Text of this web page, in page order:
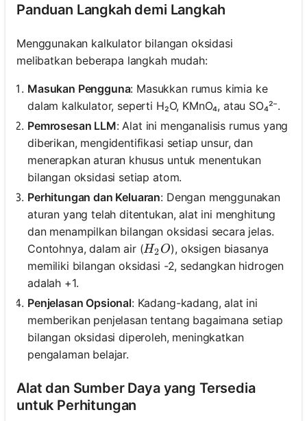
Panduan Langkah demi Langkah
Menggunakan kalkulator bilangan oksidasi
melibatkan beberapa langkah mudah:
Masukan Pengguna: Masukkan rumus kimia ke
dalam kalkulator, seperti H₂O, KMnO₄, atau SO₄²⁻.
Pemrosesan LLM: Alat ini menganalisis rumus yang
diberikan, mengidentifikasi setiap unsur, dan
menerapkan aturan khusus untuk menentukan
bilangan oksidasi setiap atom.
Perhitungan dan Keluaran: Dengan menggunakan
aturan yang telah ditentukan, alat ini menghitung
dan menampilkan bilangan oksidasi secara jelas.
Contohnya, dalam air (H_2O
H2O), oksigen biasanya
memiliki bilangan oksidasi -2, sedangkan hidrogen
adalah +1.
Penjelasan Opsional: Kadang-kadang, alat ini
memberikan penjelasan tentang bagaimana setiap
bilangan oksidasi diperoleh, meningkatkan
pengalaman belajar.
Alat dan Sumber Daya yang Tersedia
untuk Perhitungan